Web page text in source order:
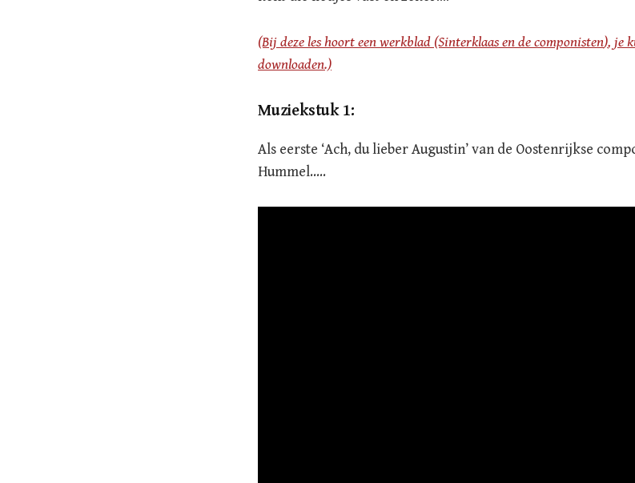
(Bij deze les hoort een werkblad (Sinterklaas en de componisten), je
downloaden.)
Muziekstuk 1:
Als eerste ‘Ach, du lieber Augustin’ van de Oostenrijkse
Hummel…..